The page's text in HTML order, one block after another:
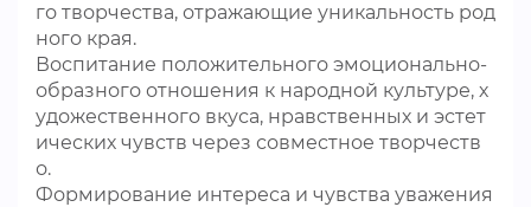
го творчества, отражающие уникальность род
ного края.
Воспитание положительного эмоционально-
образного отношения к народной культуре, х
удожественного вкуса, нравственных и эстет
ических чувств через совместное творчеств
о.
Формирование интереса и чувства уважения